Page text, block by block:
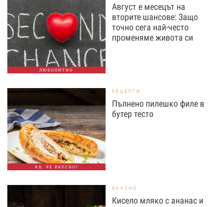
ЛЮБОПИТНО
Август е месецът на
вторите шансове: Защо
точно сега най-често
променяме живота си
АХ, ЧЕ ВКУСНО!
РЕЦЕПТИ
Пълнено пилешко филе в
бутер тесто
ВКУСНО
Кисело мляко с ананас и